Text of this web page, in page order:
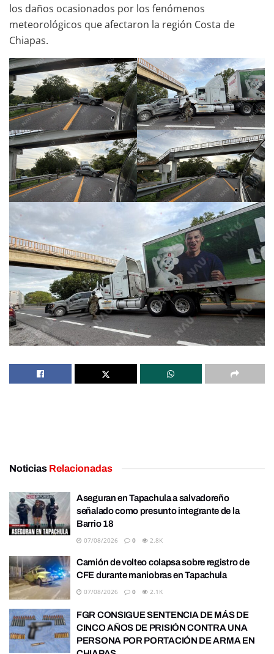
los daños ocasionados por los fenómenos
meteorológicos que afectaron la región Costa de
Chiapas.
Noticias Relacionadas
Aseguran en Tapachula a salvadoreño
señalado como presunto integrante de la
Barrio 18
07/08/2026 0 2.8K
Camión de volteo colapsa sobre registro de
CFE durante maniobras en Tapachula
07/08/2026 0 2.1K
FGR CONSIGUE SENTENCIA DE MÁS DE
CINCO AÑOS DE PRISIÓN CONTRA UNA
PERSONA POR PORTACIÓN DE ARMA EN